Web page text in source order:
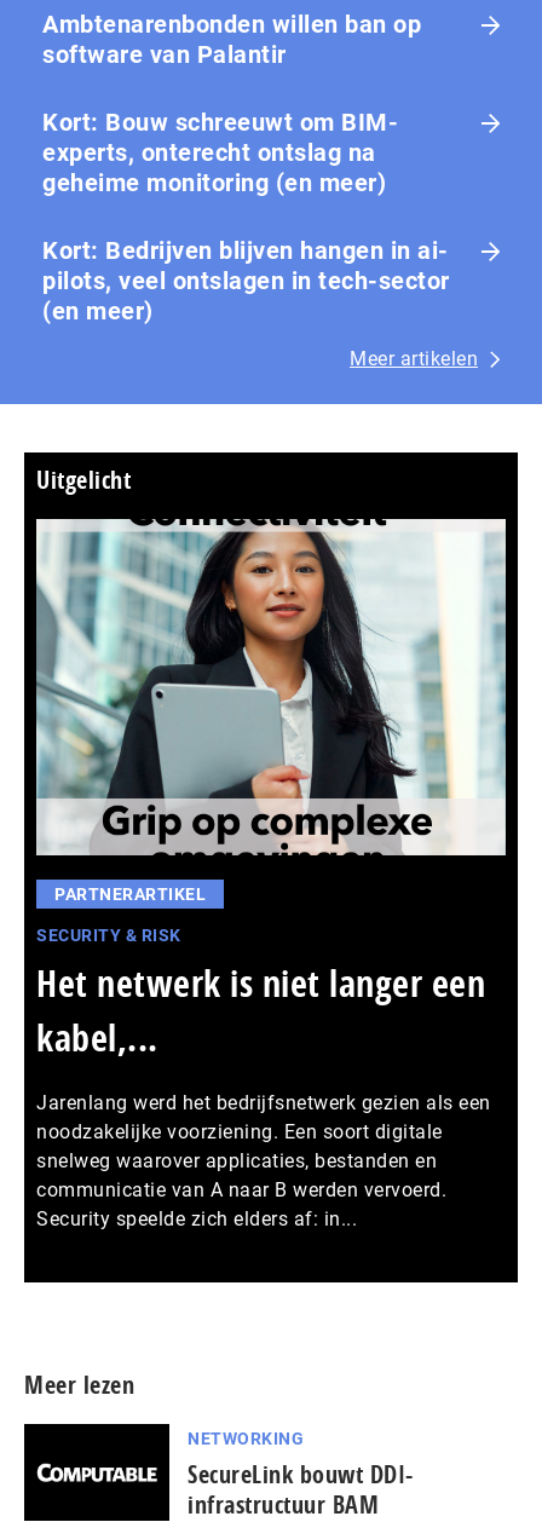
Ambtenarenbonden willen ban op
software van Palantir
Kort: Bouw schreeuwt om BIM-
experts, onterecht ontslag na
geheime monitoring (en meer)
Kort: Bedrijven blijven hangen in ai-
pilots, veel ontslagen in tech-sector
(en meer)
Meer artikelen
Uitgelicht
PARTNERARTIKEL
SECURITY & RISK
Het netwerk is niet langer een
kabel,...
Jarenlang werd het bedrijfsnetwerk gezien als een
noodzakelijke voorziening. Een soort digitale
snelweg waarover applicaties, bestanden en
communicatie van A naar B werden vervoerd.
Security speelde zich elders af: in...
Meer lezen
NETWORKING
SecureLink bouwt DDI-
infrastructuur BAM